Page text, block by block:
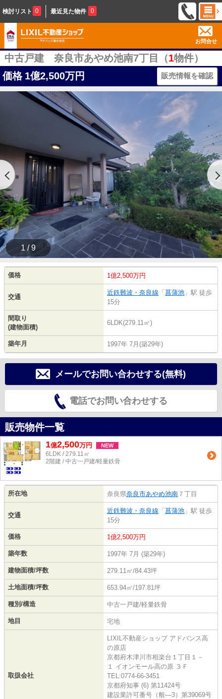
検討リスト 0 最近見た物件 0
お問合せ
中古戸建 奈良市あやめ池南7丁目（1物件）
価格 1億2,500万円 販売情報を確認
1 / 9
価格 1億2,500万円
交通
近鉄難波・奈良線 「 菖蒲池 」駅 徒歩
15分
間取り
(建物面積)
6LDK(279.11㎡)
築年月 1997年 7月(築29年)
メールでお問い合わせする(無料)
電話でお問い合わせする
販売物件一覧
1億2,500万円 NEW
6LDK / 279.11㎡
2階建 / 中古一戸建/軽量鉄骨
所在地 奈良県奈良市あやめ池南 ７丁目
交通
近鉄難波・奈良線 「 菖蒲池 」駅 徒歩
15分
価格 1億2,500万円
築年数 1997年 7月 (築29年)
建物面積/坪数 279.11㎡/84.43坪
土地面積/坪数 653.94㎡/197.81坪
種別/構造 中古一戸建/軽量鉄骨
地目 宅地
取扱会社
LIXIL不動産ショップ アドバンス高
の原店
京都府木津川市相楽台１丁目１－
１ イオンモール高の原 ３Ｆ
TEL:0774-66-3451
京都府知事 (6) 第11424号
建設業許可番号（般―3）第39069号